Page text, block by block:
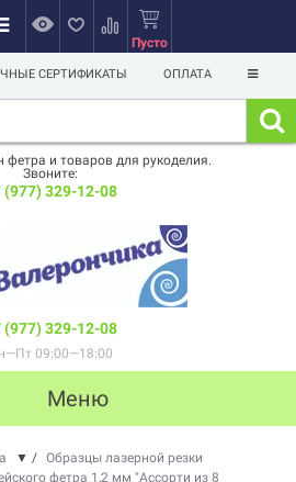
Пусто
СЕРТИФИКАТЫ ОПЛАТА
фетра и товаров для рукоделия.
Звоните:
(977) 329-12-08
(977) 329-12-08
09:00—18:00
Меню
▼ / Образцы лазерной резки
фетра 1,2 мм "Ассорти из 8